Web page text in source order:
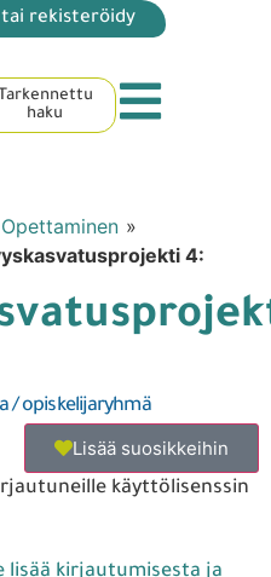
tai rekisteröidy
Tarkennettu
haku
Opettaminen »
4:
/ opiskelijaryhmä
Lisää suosikkeihin
käyttölisenssin
lisää kirjautumisesta ja